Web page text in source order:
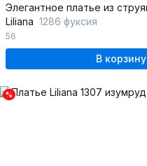
Liliana 1286 фуксия
56
В корзину
%